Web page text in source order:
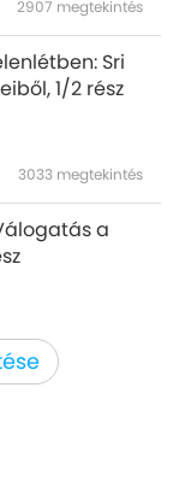
2907 megtekintés
Sri
1/2 rész
3033 megtekintés
a
2855
tibeti
1/2 rész